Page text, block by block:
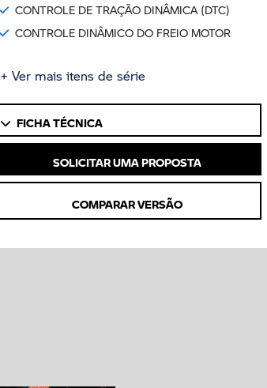
CONTROLE DE TRAÇÃO DINÂMICA (DTC)
CONTROLE DINÂMICO DO FREIO MOTOR
+ Ver mais itens de série
FICHA TÉCNICA
SOLICITAR UMA PROPOSTA
COMPARAR VERSÃO